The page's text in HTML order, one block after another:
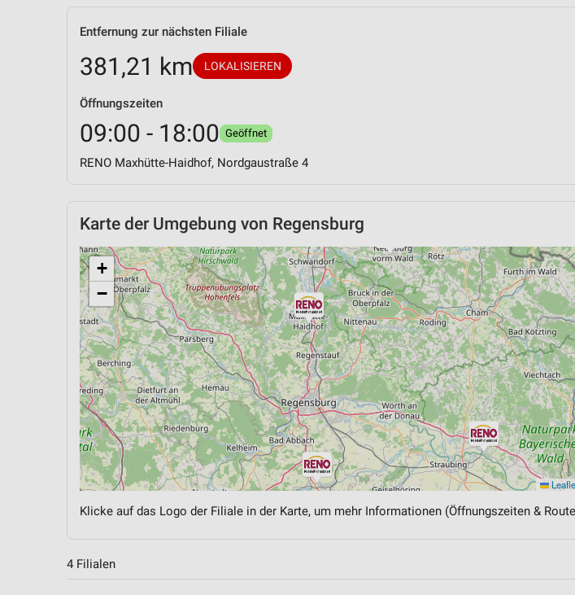
Entfernung zur nächsten Filiale
381,21 km LOKALISIEREN
Öffnungszeiten
09:00 - 18:00 Geöffnet
RENO Maxhütte-Haidhof, Nordgaustraße 4
Karte der Umgebung von Regensburg
+
−
Klicke auf das Logo der Filiale in der Karte, um mehr Informationen (Öffnungszeiten &
4 Filialen